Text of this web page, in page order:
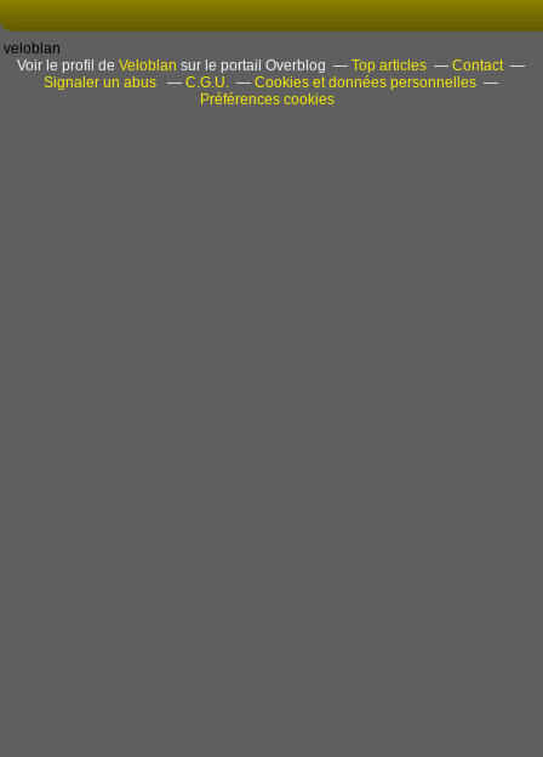
veloblan
Voir le profil deVeloblan sur le portail Overblog Top articles
Contact
Signaler un abus
C.G.U.
Cookies et données personnelles
Préférences cookies